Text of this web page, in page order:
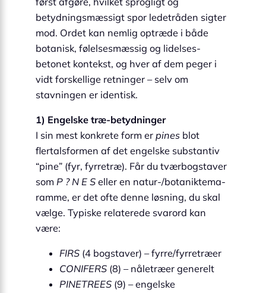
betydningsmæssigt spor lede­tråden sigter
mod. Ordet kan nemlig optræde i både
botanisk, følelsesmæssig og lidelses­
betonet kontekst, og hver af dem peger i
vidt forskellige retninger – selv om
stavningen er identisk.
1) Engelske træ-betydninger
I sin mest konkrete form er pines blot
flertals­formen af det engelske substantiv
“pine” (fyr, fyrretræ). Får du tværbogstaver
som P ? N E S eller en natur-/botanik­tema­
ramme, er det ofte denne løsning, du skal
vælge. Typiske relaterede svarord kan
være:
FIRS (4 bogstaver) – fyrre/fyrretræer
CONIFERS (8) – nåletræer generelt
PINETREES (9) – engelske